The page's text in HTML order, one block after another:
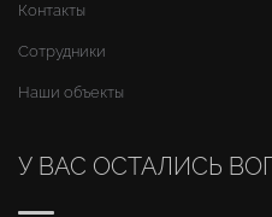
Контакты
Сотрудники
Наши объекты
У ВАС ОСТАЛИСЬ